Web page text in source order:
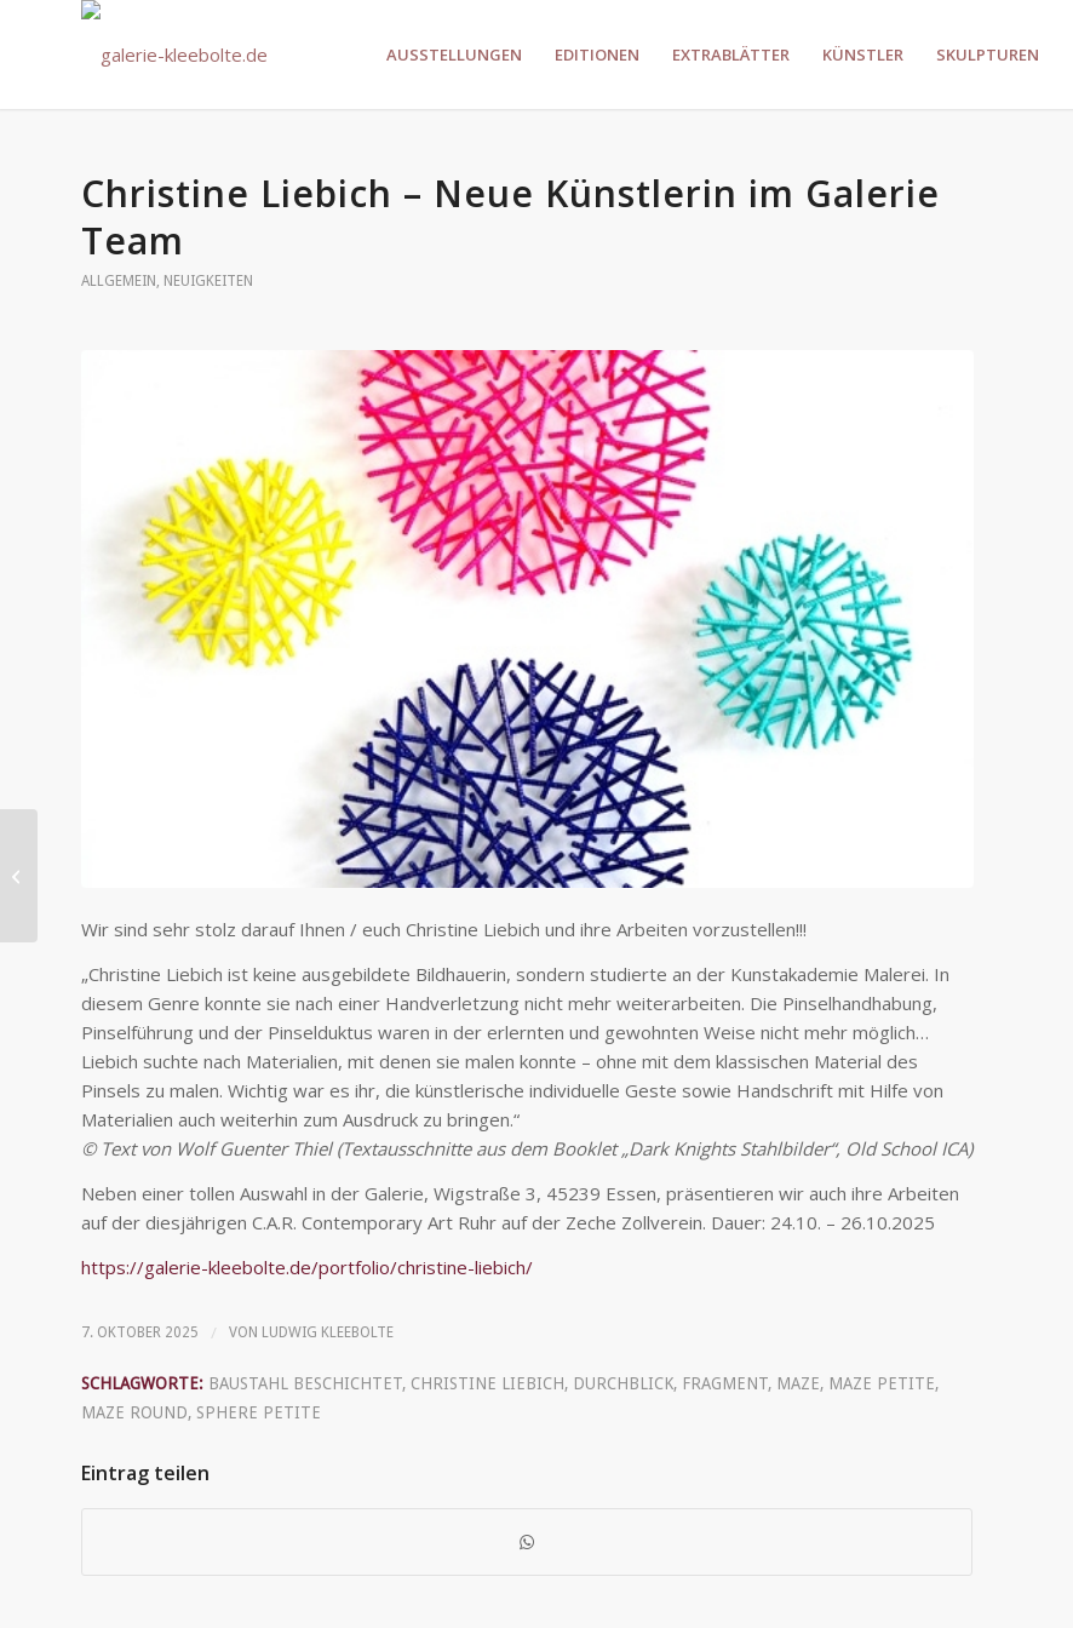
AUSSTELLUNGEN EDITIONEN EXTRABLÄTTER KÜNSTLER SKULPTUREN
Christine Liebich – Neue Künstlerin im Galerie
Team
ALLGEMEIN , NEUIGKEITEN
Wir sind sehr stolz darauf Ihnen / euch Christine Liebich und ihre Arbeiten vorzustellen!!!
„Christine Liebich ist keine ausgebildete Bildhauerin, sondern studierte an der Kunstakademie Malerei. In
diesem Genre konnte sie nach einer Handverletzung nicht mehr weiterarbeiten. Die Pinselhandhabung,
Pinselführung und der Pinselduktus waren in der erlernten und gewohnten Weise nicht mehr möglich…
Liebich suchte nach Materialien, mit denen sie malen konnte – ohne mit dem klassischen Material des
Pinsels zu malen. Wichtig war es ihr, die künstlerische individuelle Geste sowie Handschrift mit Hilfe von
Materialien auch weiterhin zum Ausdruck zu bringen.“
© Text von Wolf Guenter Thiel (Textausschnitte aus dem Booklet „Dark Knights Stahlbilder“, Old School ICA)
Neben einer tollen Auswahl in der Galerie, Wigstraße 3, 45239 Essen, präsentieren wir auch ihre Arbeiten
auf der diesjährigen C.A.R. Contemporary Art Ruhr auf der Zeche Zollverein. Dauer: 24.10. – 26.10.2025
https://galerie-kleebolte.de/portfolio/christine-liebich/
7. OKTOBER 2025 / VON LUDWIG KLEEBOLTE
SCHLAGWORTE: BAUSTAHL BESCHICHTET, CHRISTINE LIEBICH, DURCHBLICK, FRAGMENT, MAZE, MAZE PETITE,
MAZE ROUND, SPHERE PETITE
Eintrag teilen